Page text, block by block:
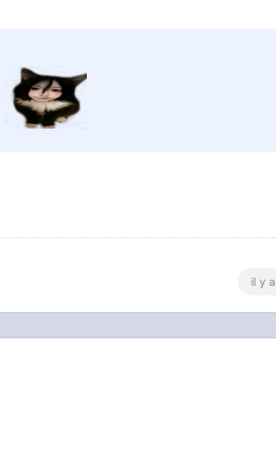
il y